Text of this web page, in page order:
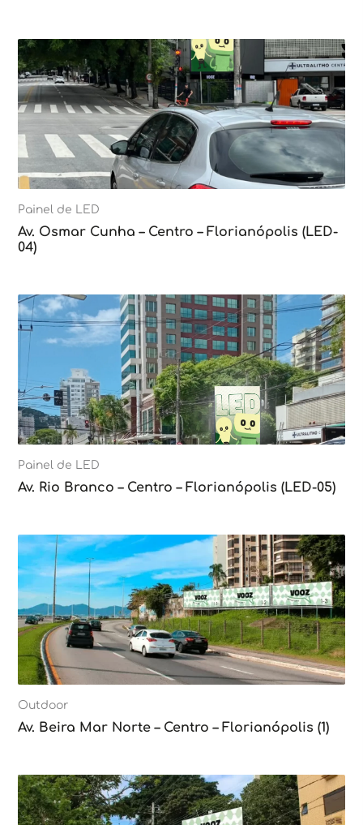
Painel de LED
Av. Osmar Cunha – Centro – Florianópolis (LED-
04)
Painel de LED
Av. Rio Branco – Centro – Florianópolis (LED-05)
Outdoor
Av. Beira Mar Norte – Centro – Florianópolis (1)